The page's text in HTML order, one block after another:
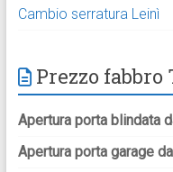
Cambio serratura Leinì
Prezzo
Apertura porta blindata
Apertura porta garage